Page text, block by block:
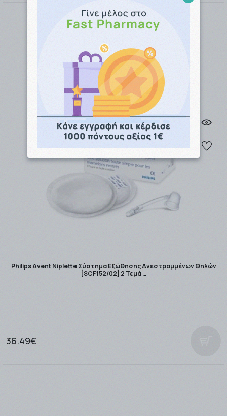
Philips Avent Niplette Σύστημα Εξώθησης Ανεστραμμένων Θηλών
[SCF152/02] 2 Τεμά …
36.49€